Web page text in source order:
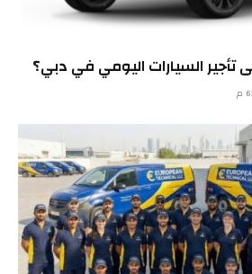
تأجير السيارات اليومي في دبي؟